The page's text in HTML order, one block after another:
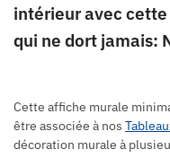
intérieur avec
qui ne dort jamais:
Cette affiche murale
être associée à nos
décoration murale à